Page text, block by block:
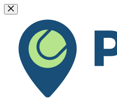
Zum
Inhalt
springen